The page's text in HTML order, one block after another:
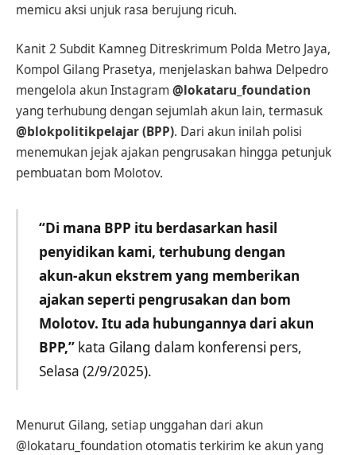
memicu aksi unjuk rasa berujung ricuh.
Kanit 2 Subdit Kamneg Ditreskrimum Polda Metro Jaya,
Kompol Gilang Prasetya, menjelaskan bahwa Delpedro
mengelola akun Instagram @lokataru_foundation
yang terhubung dengan sejumlah akun lain, termasuk
@blokpolitikpelajar (BPP). Dari akun inilah polisi
menemukan jejak ajakan pengrusakan hingga petunjuk
pembuatan bom Molotov.
“Di mana BPP itu berdasarkan hasil
penyidikan kami, terhubung dengan
akun-akun ekstrem yang memberikan
ajakan seperti pengrusakan dan bom
Molotov. Itu ada hubungannya dari akun
BPP,”kata Gilang dalam konferensi pers,
Selasa (2/9/2025).
Menurut Gilang, setiap unggahan dari akun
@lokataru_foundation otomatis terkirim ke akun yang